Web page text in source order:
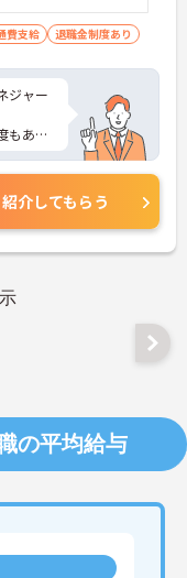
費支給 退職金制度あり
ジャー
もあ
との両
さらに
くださ
紹介してもらう
の平均給与